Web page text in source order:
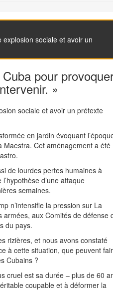
sociale et avoir un
pour
»
sociale et avoir un prétexte
en jardin évoquant
Maestra. Cet aménagement a été
de lourdes pertes humaines à
d’une attaque
semaines.
n’intensifie la pression sur La
aux Comités de défense
du pays.
rizières, et nous avons constaté
à cette situation, que peuvent
Cubains ?
cruel est sa durée – plus de 60
coupable et à déformer la